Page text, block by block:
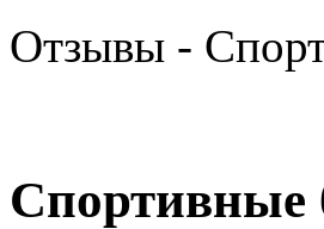
Отзывы -
Спортивные